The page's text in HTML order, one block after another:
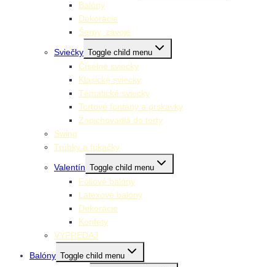
Balóny
Dekorácie
Šerpy, závoje
Sviečky Toggle child menu
Číselné sviecky
Klasické sviecky
Tématické sviecky
Tortové fontány a prskavky
Zapichovadlá do torty
Swing
Trúbky a fúkačky
Valentín Toggle child menu
Fóliové balóny
Latexové balóny
Dekorácie
Konfety
VÝPREDAJ
Balóny Toggle child menu